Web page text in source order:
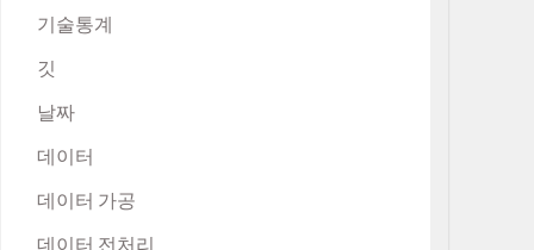
기술통계
깃
날짜
데이터
데이터 가공
데이터 전처리